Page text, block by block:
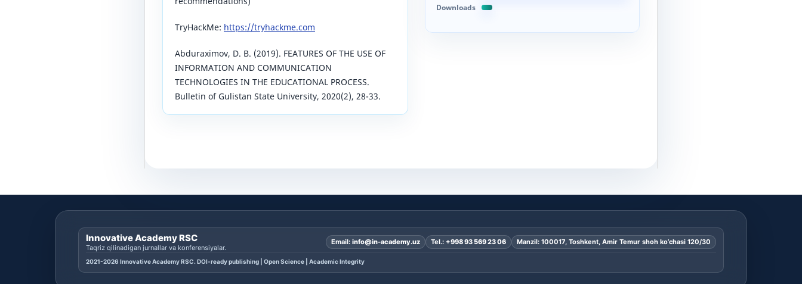
TryHackMe: https://tryhackme.com
Аbduraximov, D. B. (2019). FEATURES OF THE USE OF
INFORMATION AND COMMUNICATION
TECHNOLOGIES IN THE EDUCATIONAL PROCESS.
Bulletin of Gulistan State University, 2020(2), 28-33.
Downloads
Innovative Academy RSC
Taqriz qilinadigan jurnallar va konferensiyalar.
Email: info@in-academy.uz Tel.: +998 93 569 23 06 Manzil: 100017, Toshkent, Amir Temur shoh ko’chasi 120/30
2021-2026 Innovative Academy RSC. DOI-ready publishing | Open Science | Academic Integrity